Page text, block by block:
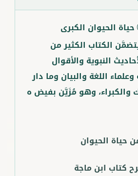
حياة الحيوان الكبرى
الكتاب الكثير من
النبوية والأقوال
اللغة والبيان وما دار
وهو مُزَيَّن بفيض ه
حياة الحيوان
كتاب ابن ماجة